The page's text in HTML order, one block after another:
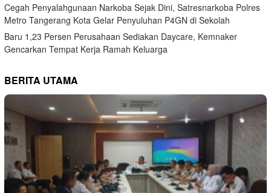
Cegah Penyalahgunaan Narkoba Sejak Dini, Satresnarkoba Polres
Metro Tangerang Kota Gelar Penyuluhan P4GN di Sekolah
Baru 1,23 Persen Perusahaan Sediakan Daycare, Kemnaker
Gencarkan Tempat Kerja Ramah Keluarga
BERITA UTAMA